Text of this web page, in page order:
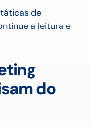
de
a leitura e
do